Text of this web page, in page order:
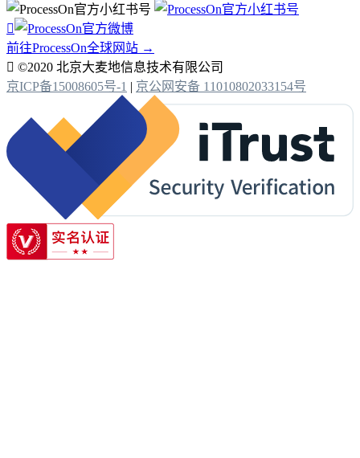

前往ProcessOn全球网站 →
 ©2020 北京大麦地信息技术有限公司
京ICP备15008605号-1 | 京公网安备 11010802033154号